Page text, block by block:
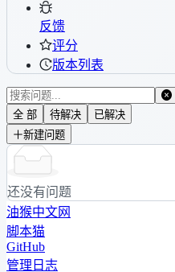
反馈
评分
版本列表
全 部 待解决
已解决
新建问题
还没有问题
油猴中文网
脚本猫
GitHub
管理日志